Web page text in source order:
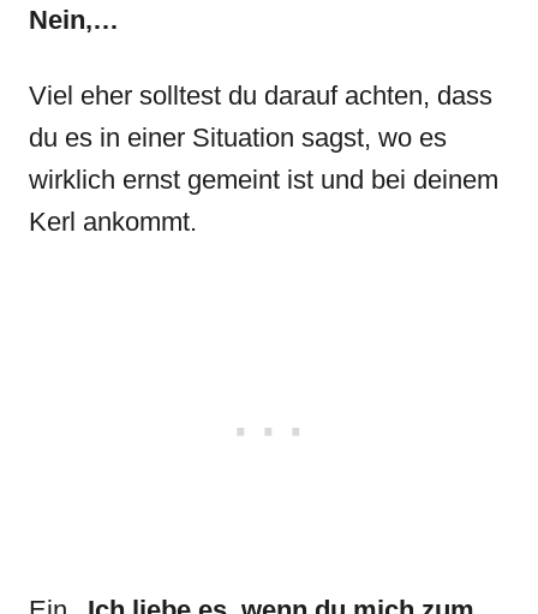
Nein,…
Viel eher solltest du darauf achten, dass
du es in einer Situation sagst, wo es
wirklich ernst gemeint ist und bei deinem
Kerl ankommt.